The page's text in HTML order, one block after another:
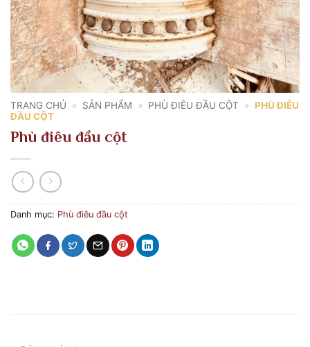
TRANG CHỦ » SẢN PHẨM » PHÙ ĐIÊU ĐẦU CỘT » PHÙ ĐIÊU
ĐẦU CỘT
Phù điêu đầu cột
Danh mục: Phù điêu đầu cột